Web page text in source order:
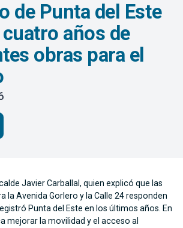
de Punta del Este
años de
obras para el
Javier Carballal, quien explicó que las
la Avenida Gorlero y la Calle 24 responden
Punta del Este en los últimos años. En
mejorar la movilidad y el acceso al